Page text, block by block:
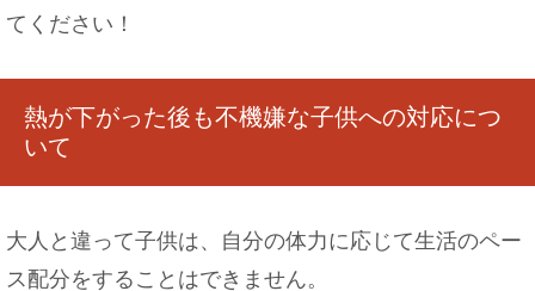
けについて
車のペダルにペダルカバーを取り付けよう！その
やり方を解説！
てください！
熱が下がった後も不機嫌な子供への対応につ
いて
大人と違って子供は、自分の体力に応じて生活のペー
ス配分をすることはできません。